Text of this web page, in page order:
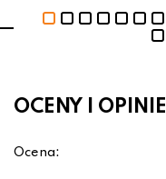
OCENY I OPINIE
Ocena: